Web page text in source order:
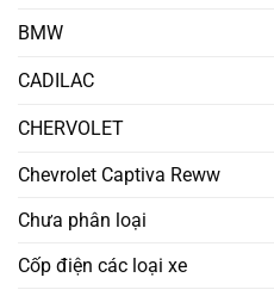
BMW
CADILAC
CHERVOLET
Chevrolet Captiva Reww
Chưa phân loại
Cốp điện các loại xe